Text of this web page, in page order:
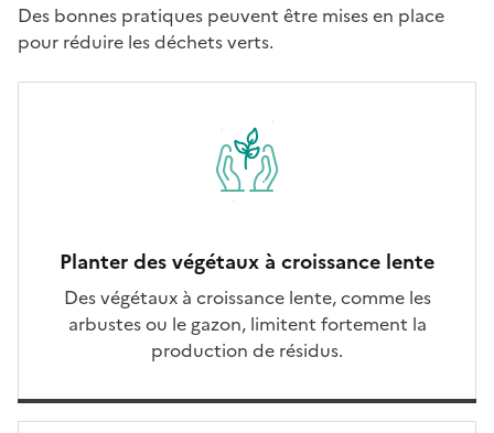
Des bonnes pratiques peuvent être mises en place
pour réduire les déchets verts.
Planter des végétaux à croissance lente
Des végétaux à croissance lente, comme les
arbustes ou le gazon, limitent fortement la
production de résidus.